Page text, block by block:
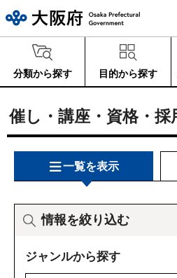
分類から探す 目的から探す
催し・講座・資格・採
一覧を表示
情報を絞り込む
ジャンルから探す